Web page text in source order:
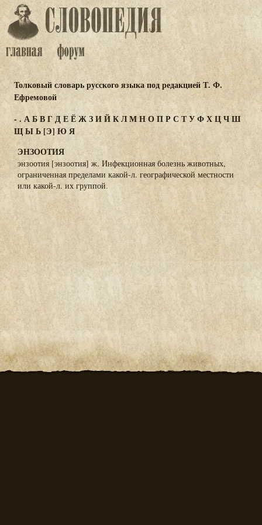
Толковый словарь русского языка под редакцией Т. Ф.
Ефремовой
- . АБВГДЕЁЖЗИЙКЛМНОПР С ТУФХЦЧШ
ЩЫЬ[Э] ЮЯ
ЭНЗООТИЯ
энзоотия [энзоотия] ж. Инфекционная болезнь животных,
ограниченная пределами какой-л. географической местности
или какой-л. их группой.